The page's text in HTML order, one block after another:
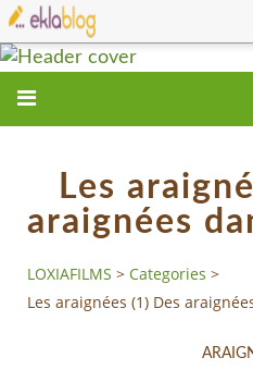
Les
araignées
LOXIAFILMS > Categories >
Les araignées (1) Des